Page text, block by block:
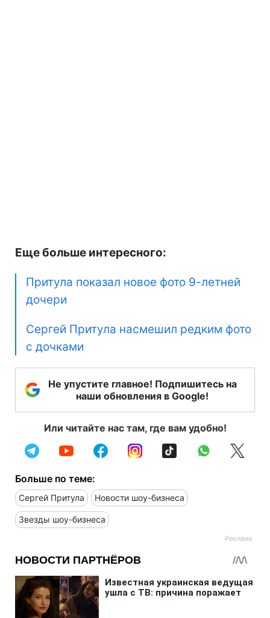
Еще больше интересного:
Притула показал новое фото 9-летней
дочери
Сергей Притула насмешил редким фото
с дочками
Не упустите главное! Подпишитесь на
наши обновления в Google!
Или читайте нас там, где вам удобно!
Больше по теме:
Сергей Притула Новости шоу-бизнеса
Звезды шоу-бизнеса